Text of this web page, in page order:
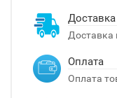
Доставка
Доставка
Оплата
Оплата